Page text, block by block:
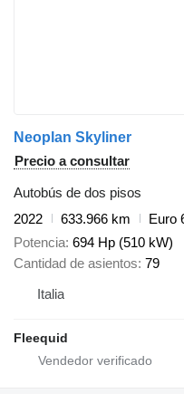
Neoplan Skyliner
Precio a consultar
Autobús de dos pisos
2022
633.966 km
Euro
Potencia 694 Hp (510 kW)
Cantidad de asientos 79
Italia
Fleequid